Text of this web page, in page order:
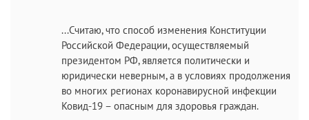
...Считаю, что способ изменения Конституции
Российской Федерации, осуществляемый
президентом РФ, является политически и
юридически неверным, а в условиях продолжения
во многих регионах коронавирусной инфекции
Ковид-19 – опасным для здоровья граждан.